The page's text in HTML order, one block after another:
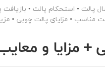
پالت • استحکام پالت • بازیافت
مناسب • مزایای پالت چوبی •
+ مزایا و